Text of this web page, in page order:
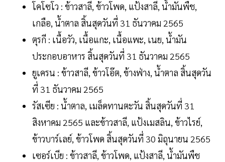
โคโซโว : ข้าวสาลี, ข้าวโพด, แป้งสาลี, น้ำมันพืช,
เกลือ, น้ำตาล สิ้นสุดวันที่ 31 ธันวาคม 2565
ตุรกี : เนื้อวัว, เนื้อแกะ, เนื้อแพะ, เนย, น้ำมัน
ประกอบอาหาร สิ้นสุดวันที่ 31 ธันวาคม 2565
ยูเครน : ข้าวสาลี, ข้าวโอ๊ต, ข้างฟ่าง, น้ำตาล สิ้นสุดวัน
ที่ 31 ธันวาคม 2565
รัสเซีย : น้ำตาล, เมล็ดทานตะวัน สิ้นสุดวันที่ 31
สิงหาคม 2565 และข้าวสาลี, แป้งเมสลิน, ข้าวไรย์,
ข้าวบาร์เลย์, ข้าวโพด สิ้นสุดวันที่ 30 มิถุนายน 2565
เซอร์เบีย : ข้าวสาลี, ข้าวโพด, แป้งสาลี, น้ำมันพืช